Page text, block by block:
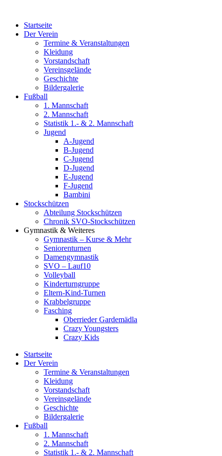
wechselnStartseite
Der Verein
Termine & Veranstaltungen
Kleidung
Vorstandschaft
Vereinsgelände
Geschichte
Bildergalerie
Fußball
1. Mannschaft
2. Mannschaft
Statistik 1.- & 2. Mannschaft
Jugend
A-Jugend
B-Jugend
C-Jugend
D-Jugend
E-Jugend
F-Jugend
Bambini
Stockschützen
Abteilung Stockschützen
Chronik SVO-Stockschützen
Gymnastik & Weiteres
Gymnastik – Kurse & Mehr
Seniorenturnen
Damengymnastik
SVO – Lauf10
Volleyball
Kinderturngruppe
Eltern-Kind-Turnen
Krabbelgruppe
Fasching
Oberrieder Gardemädla
Crazy Youngsters
Crazy Kids
Startseite
Der Verein
Termine & Veranstaltungen
Kleidung
Vorstandschaft
Vereinsgelände
Geschichte
Bildergalerie
Fußball
1. Mannschaft
2. Mannschaft
Statistik 1.- & 2. Mannschaft